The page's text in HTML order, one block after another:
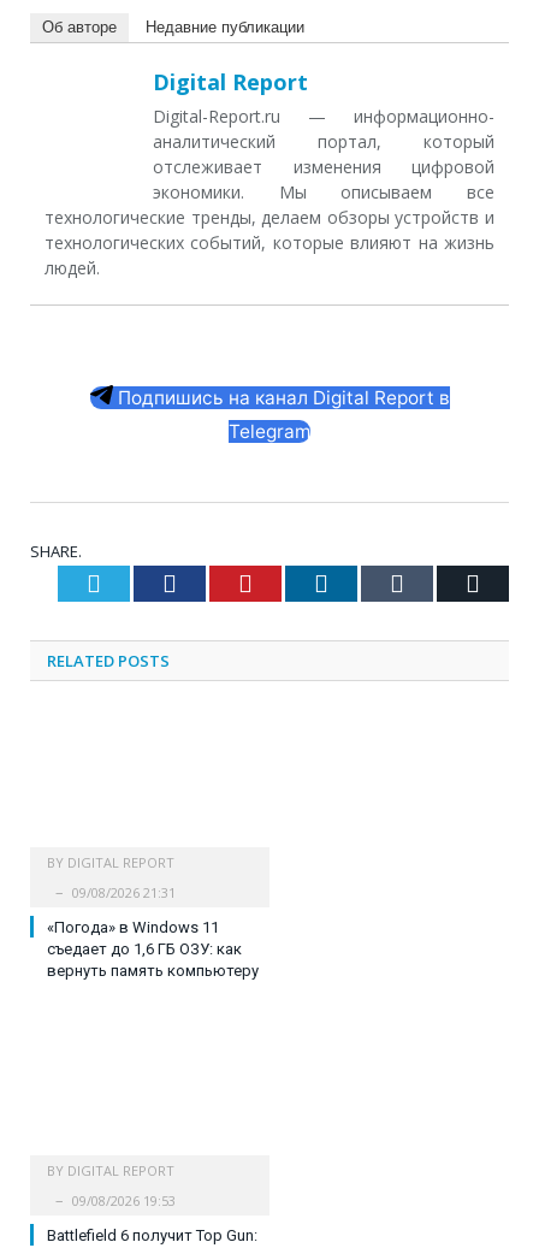
Об авторе Недавние публикации
Digital Report
Digital-Report.ru — информационно-
аналитический портал, который
отслеживает изменения цифровой
экономики. Мы описываем все
технологические тренды, делаем обзоры устройств и
технологических событий, которые влияют на жизнь
людей.
Подпишись на канал Digital Report в
Telegram
SHARE.
Twitter Facebook Pinterest LinkedIn Tumblr
RELATED POSTS
BY DIGITAL REPORT
09/08/2026 21:31
«Погода» в Windows 11
съедает до 1,6 ГБ ОЗУ: как
вернуть память компьютеру
BY DIGITAL REPORT
09/08/2026 19:53
Battlefield 6 получит Top Gun: